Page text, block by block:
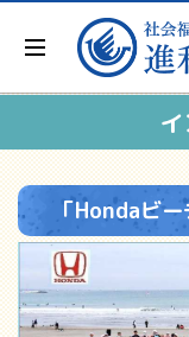
「Hondaビ